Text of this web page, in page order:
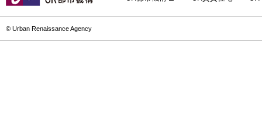
© Urban Renaissance Agency